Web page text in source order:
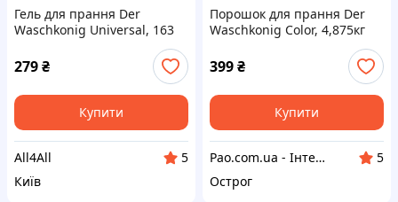
Гель для прання Der
Waschkonig Universal, 163
279₴
Купити
All4All
5
Київ
Порошок для прання Der
Waschkonig Color, 4,875кг
безфосфатний пральний
порошок
399₴
Купити
Pao.com.ua - Інтернет-магазин
5
Острог